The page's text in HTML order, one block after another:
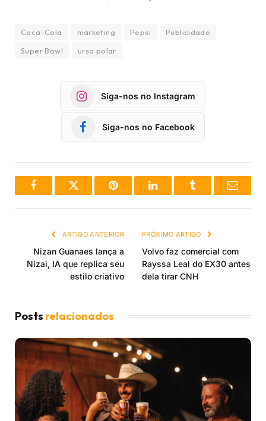
Coca-Cola marketing Pepsi
Publicidade
Super Bowl
urso polar
Siga-nos no Instagram
Siga-nos no Facebook
FacebookTwitter Pinterest LinkedInTumblr Email
ARTIGO ANTERIOR
Nizan Guanaes lança a
Nizai, IA que replica seu
estilo criativo
PRÓXIMO ARTIGO
Volvo faz comercial com
Rayssa Leal do EX30 antes
dela tirar CNH
Posts relacionados